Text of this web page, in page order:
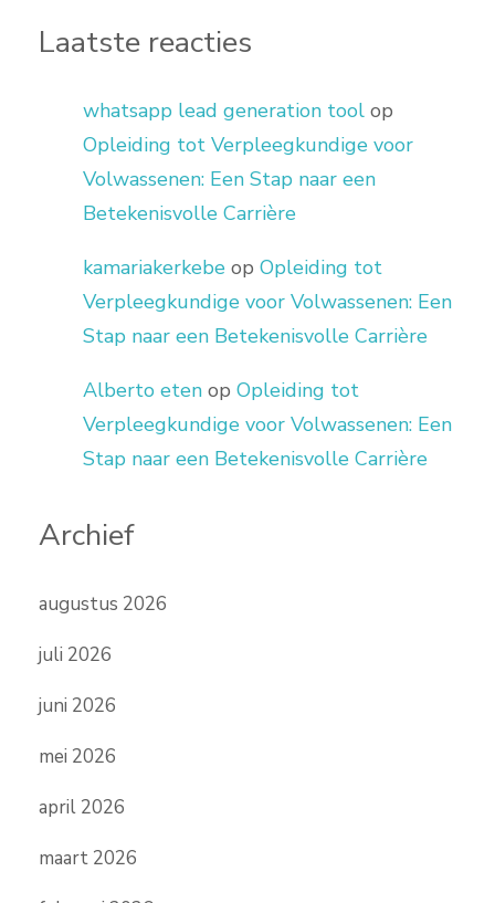
Laatste reacties
whatsapp lead generation tool op
Opleiding tot Verpleegkundige voor
Volwassenen: Een Stap naar een
Betekenisvolle Carrière
kamariakerkebe op Opleiding tot
Verpleegkundige voor Volwassenen: Een
Stap naar een Betekenisvolle Carrière
Alberto eten op Opleiding tot
Verpleegkundige voor Volwassenen: Een
Stap naar een Betekenisvolle Carrière
Archief
augustus 2026
juli 2026
juni 2026
mei 2026
april 2026
maart 2026